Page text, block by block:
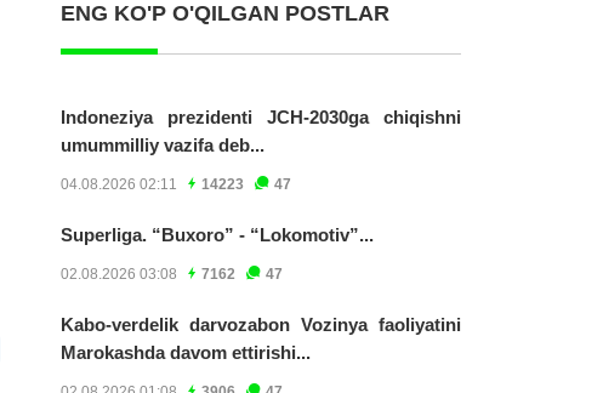
ENG KO'P O'QILGAN POSTLAR
Indoneziya prezidenti JCH-2030ga chiqishni
umummilliy vazifa deb...
04.08.2026 02:11 14223 47
Superliga. “Buxoro” - “Lokomotiv”...
02.08.2026 03:08 7162 47
Kabo-verdelik darvozabon Vozinya faoliyatini
Marokashda davom ettirishi...